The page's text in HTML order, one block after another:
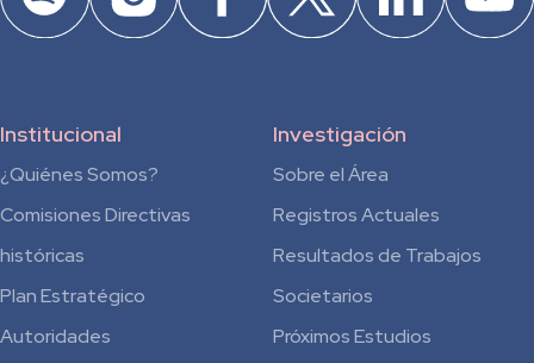
Institucional
¿Quiénes Somos?
Comisiones Directivas
históricas
Plan Estratégico
Autoridades
Investigación
Sobre el Área
Registros Actuales
Resultados de Trabajos
Societarios
Próximos Estudios